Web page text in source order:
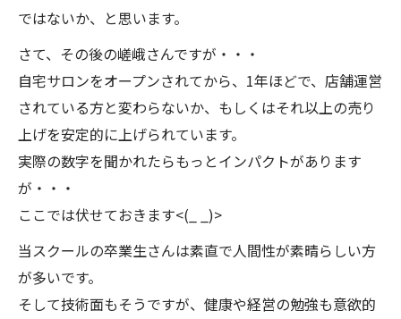
ではないか、と思います。
さて、その後の嵯峨さんですが・・・
自宅サロンをオープンされてから、1年ほどで、店舗運営
されている方と変わらないか、もしくはそれ以上の売り
上げを安定的に上げられています。
実際の数字を聞かれたらもっとインパクトがあります
が・・・
ここでは伏せておきます<(_ _)>
当スクールの卒業生さんは素直で人間性が素晴らしい方
が多いです。
そして技術面もそうですが、健康や経営の勉強も意欲的